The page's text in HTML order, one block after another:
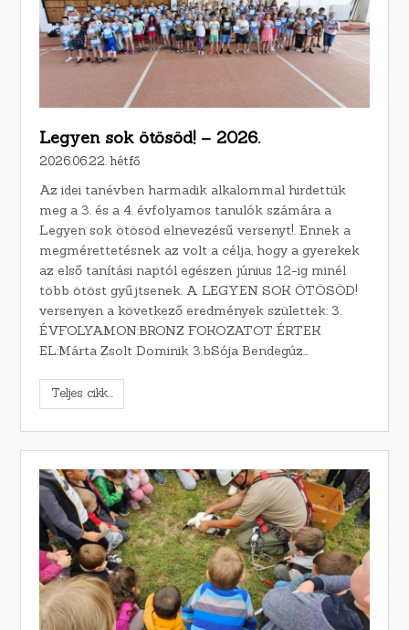
Legyen sok ötösöd! – 2026.
2026.06.22. hétfő
Az idei tanévben harmadik alkalommal hirdettük
meg a 3. és a 4. évfolyamos tanulók számára a
Legyen sok ötösöd elnevezésű versenyt!. Ennek a
megmérettetésnek az volt a célja, hogy a gyerekek
az első tanítási naptól egészen június 12-ig minél
több ötöst gyűjtsenek. A LEGYEN SOK ÖTÖSÖD!
versenyen a következő eredmények születtek: 3.
ÉVFOLYAMON:BRONZ FOKOZATOT ÉRTEK
EL:Márta Zsolt Dominik 3.bSója Bendegúz…
Teljes cikk...